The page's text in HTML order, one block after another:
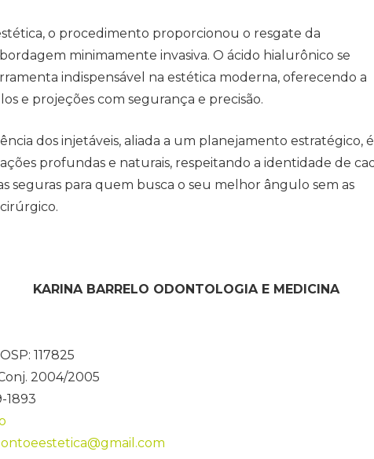
o procedimento proporcionou o resgate da
minimamente invasiva. O ácido hialurônico se
indispensável na estética moderna, oferecendo a
e projeções com segurança e precisão.
dos injetáveis, aliada a um planejamento estratégico, é
profundas e naturais, respeitando a identidade de
seguras para quem busca o seu melhor ângulo sem as
KARINA BARRELO ODONTOLOGIA E MEDICINA
117825
2004/2005
1893